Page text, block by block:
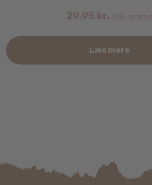
29.95 kr. inkl. moms
Læs mere